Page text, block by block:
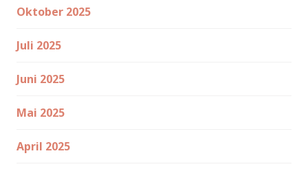
Oktober 2025
Juli 2025
Juni 2025
Mai 2025
April 2025